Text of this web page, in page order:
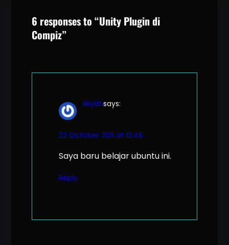
6 responses to “Unity Plugin di
Compiz”
Aliyahsays:
22 October 2011 at 12:46
Saya baru belajar ubuntu ini.
Reply